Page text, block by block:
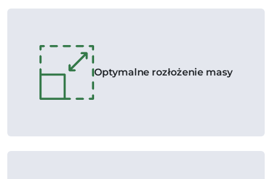
Optymalne rozłożenie masy